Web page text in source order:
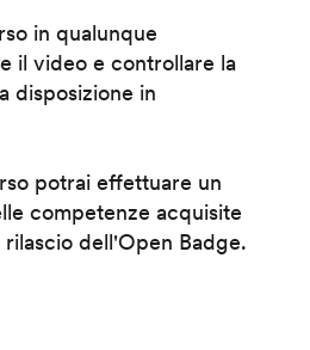
in qualunque
il video e controllare la
disposizione in
potrai effettuare un
competenze acquisite
dell'Open Badge.